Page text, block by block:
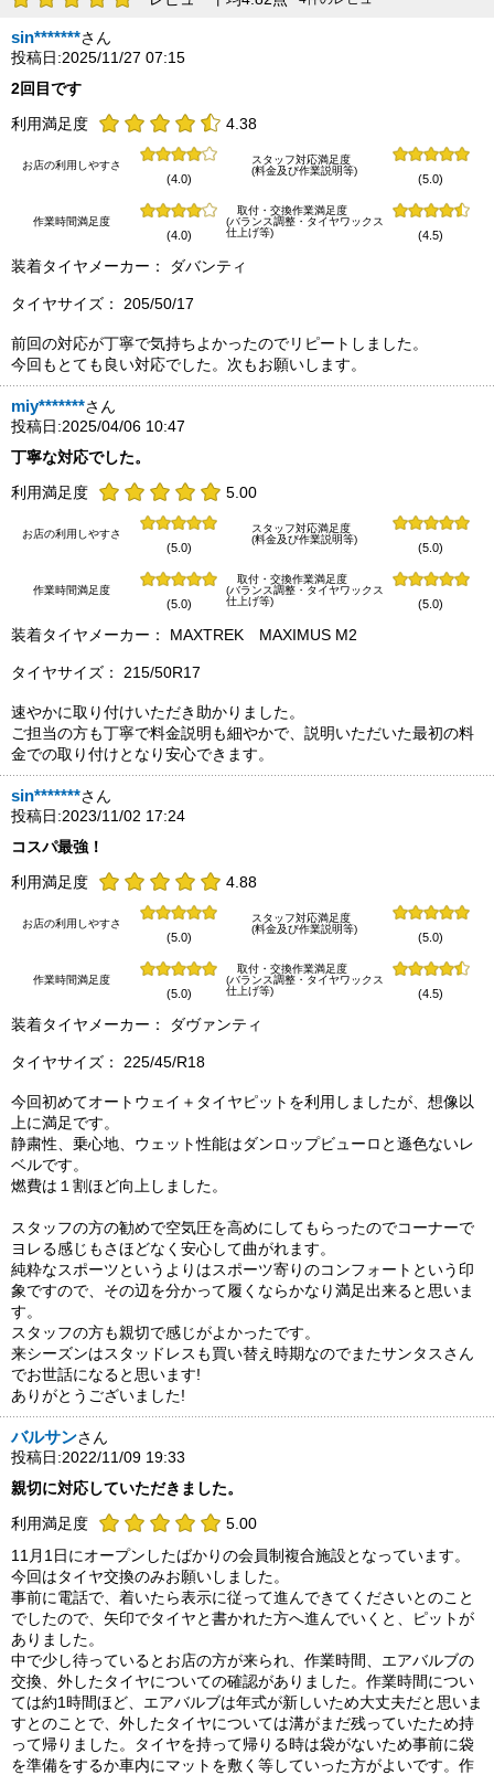
sin*******さん
投稿日:2025/11/27 07:15
2回目です
利用満足度
4.38
お店の利用しやすさ
(4.0)
スタッフ対応満足度
(料金及び作業説明等)
(5.0)
作業時間満足度
(4.0)
取付・交換作業満足度
(バランス調整・タイヤワックス
仕上げ等)
(4.5)
装着タイヤメーカー： ダバンティ
タイヤサイズ： 205/50/17
前回の対応が丁寧で気持ちよかったのでリピートしました。
今回もとても良い対応でした。次もお願いします。
miy*******さん
投稿日:2025/04/06 10:47
丁寧な対応でした。
利用満足度
5.00
お店の利用しやすさ
(5.0)
スタッフ対応満足度
(料金及び作業説明等)
(5.0)
作業時間満足度
(5.0)
取付・交換作業満足度
(バランス調整・タイヤワックス
仕上げ等)
(5.0)
装着タイヤメーカー： MAXTREK MAXIMUS M2
タイヤサイズ： 215/50R17
速やかに取り付けいただき助かりました。
ご担当の方も丁寧で料金説明も細やかで、説明いただいた最初の料
金での取り付けとなり安心できます。
sin*******さん
投稿日:2023/11/02 17:24
コスパ最強！
利用満足度
4.88
お店の利用しやすさ
(5.0)
スタッフ対応満足度
(料金及び作業説明等)
(5.0)
作業時間満足度
(5.0)
取付・交換作業満足度
(バランス調整・タイヤワックス
仕上げ等)
(4.5)
装着タイヤメーカー： ダヴァンティ
タイヤサイズ： 225/45/R18
今回初めてオートウェイ＋タイヤピットを利用しましたが、想像以
上に満足です。
静粛性、乗心地、ウェット性能はダンロップビューロと遜色ないレ
ベルです。
燃費は１割ほど向上しました。
スタッフの方の勧めで空気圧を高めにしてもらったのでコーナーで
ヨレる感じもさほどなく安心して曲がれます。
純粋なスポーツというよりはスポーツ寄りのコンフォートという印
象ですので、その辺を分かって履くならかなり満足出来ると思いま
す。
スタッフの方も親切で感じがよかったです。
来シーズンはスタッドレスも買い替え時期なのでまたサンタスさん
でお世話になると思います!
ありがとうございました!
バルサンさん
投稿日:2022/11/09 19:33
親切に対応していただきました。
利用満足度
5.00
11月1日にオープンしたばかりの会員制複合施設となっています。
今回はタイヤ交換のみお願いしました。
事前に電話で、着いたら表示に従って進んできてくださいとのこと
でしたので、矢印でタイヤと書かれた方へ進んでいくと、ピットが
ありました。
中で少し待っているとお店の方が来られ、作業時間、エアバルブの
交換、外したタイヤについての確認がありました。作業時間につい
ては約1時間ほど、エアバルブは年式が新しいため大丈夫だと思いま
すとのことで、外したタイヤについては溝がまだ残っていたため持
って帰りました。タイヤを持って帰りる時は袋がないため事前に袋
を準備をするか車内にマットを敷く等していった方がよいです。作